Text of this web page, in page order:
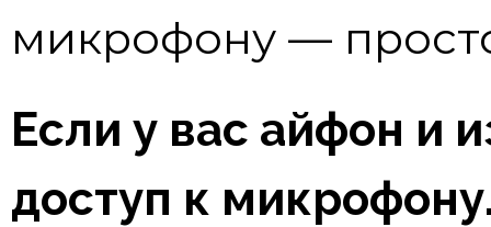
микрофону —
Если у вас айфон и
доступ к